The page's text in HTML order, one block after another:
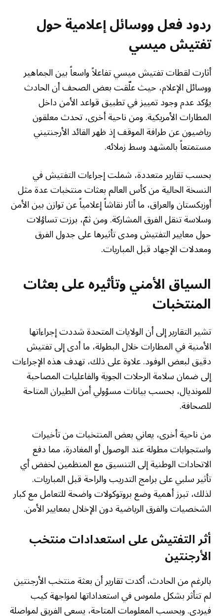
ردود فعل ووسائل إعلامية حول
تفتيش ميسي
أثارت لقطات تفتيش ميسي تفاعلاً واسعاً بين الجماهير
ووسائل الإعلام، حيث علّقت بعض الصحف أن الحادث
يؤكد عدم وجود تمييز في تطبيق قواعد الأمن داخل
المطارات الأمريكية. ومن ناحية أخرى، تحدث معلقون
رياضيون عن طرافة الموقف إذ ظهر القائد الأرجنتيني
مستمتعاً بالمشهد وسط زملائه.
بحسب تقارير متعددة، شملت إجراءات التفتيش في
النسخة الحالية من كأس العالم بعثات منتخبات عدة مثل
أوزبكستان والعراق، ما أثار نقاشاً إعلامياً عن توازن بين الأمن
وسلاسة تنقل الفرق المشاركة. ومن ثمّ، برزت تساؤلات
حول معايير التفتيش ومدى تأثيرها على جدول الفرق
ومعدلات الإجهاد قبل المباريات.
السياق الأمني وتأثيره على بعثات
المنتخبات
تشير التقارير إلى أن الولايات المتحدة شددت إجراءاتها
الأمنية في المطارات خلال البطولة، ما أدى إلى تفتيش
دقيق لبعض الوفود. علاوة على ذلك، تهدف هذه الإجراءات
إلى ضمان سلامة الرحلات الجوية والفاعليات المصاحبة
للمونديال، بحسب بيانات مسؤولي أمن الطيران المتاحة
للصحافة.
من ناحية أخرى، يعاني بعض المنتخبات من تأخيرات
واستجوابات مطولة عند الوصول أو المغادرة، مما دفع
الاتحادات الوطنية إلى التنسيق مع المنظمين لخفض أي
تأثير سلبي على برامج التدريب والراحة قبل المباريات.
لذلك، تبرز أهمية وضع بروتوكولات واضحة للتعامل مع كبار
الشخصيات والفرق الرياضية دون الإخلال بمعايير الأمن.
أثر التفتيش على استعدادات منتخب
الأرجنتين
بالرغم من الحادث، أكدت تقارير أن بعثة منتخب الأرجنتين
لم تتأثر بشكل ملموس في استعداداتها لمواجهة كيب
فيردي. وبحسب المعلومات المتاحة، يسعى الفريق لمواصلة